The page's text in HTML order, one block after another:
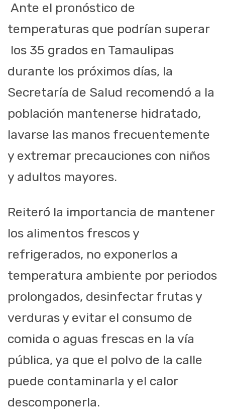
Ante el pronóstico de
temperaturas que podrían superar
los 35 grados en Tamaulipas
durante los próximos días, la
Secretaría de Salud recomendó a la
población mantenerse hidratado,
lavarse las manos frecuentemente
y extremar precauciones con niños
y adultos mayores.
Reiteró la importancia de mantener
los alimentos frescos y
refrigerados, no exponerlos a
temperatura ambiente por periodos
prolongados, desinfectar frutas y
verduras y evitar el consumo de
comida o aguas frescas en la vía
pública, ya que el polvo de la calle
puede contaminarla y el calor
descomponerla.